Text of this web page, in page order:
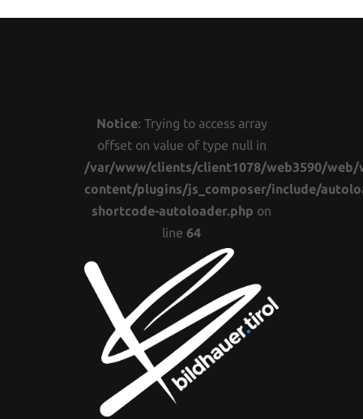
Notice: Trying to access array
offset on value of type null in
/var/www/clients/client1078/web3590/web/
content/plugins/js_composer/include/
shortcode-autoloader.php on
line 64